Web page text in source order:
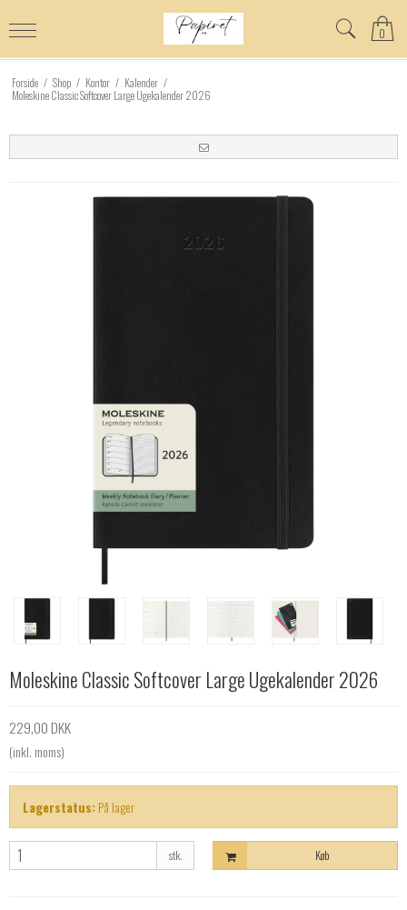
0
Forside / Shop / Kontor / Kalender /
Moleskine Classic Softcover Large Ugekalender 2026
Moleskine Classic Softcover Large Ugekalender 2026
229,00 DKK
(inkl. moms)
Lagerstatus:På lager
stk. Køb